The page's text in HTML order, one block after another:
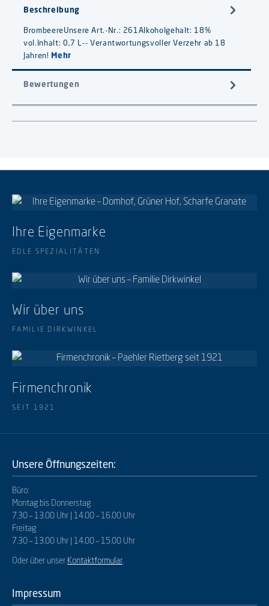
Beschreibung
BrombeereUnsere Art.-Nr.: 261Alkoholgehalt: 18%
vol.Inhalt: 0,7 L-- Verantwortungsvoller Verzehr ab 18
Jahren! Mehr
Bewertungen
Ihre Eigenmarke
EDLE SPEZIALITÄTEN
Wir über uns
FAMILIE DIRKWINKEL
Firmenchronik
SEIT 1921
Unsere Öffnungszeiten:
Büro:
Montag bis Donnerstag
7.30 – 13.00 Uhr | 14.00 – 16.00 Uhr
Freitag
7.30 – 13.00 Uhr | 14.00 – 15.00 Uhr
Oder über unser Kontaktformular.
Impressum